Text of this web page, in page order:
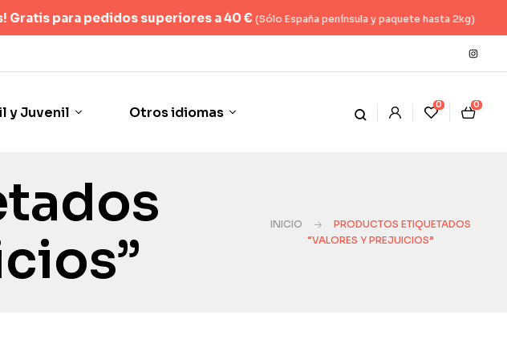
pedidos superiores a 40 €(Sólo España península y paquete hasta 2kg)
y Juvenil Otros idiomas 0 0
INICIO
PRODUCTOS ETIQUETADOS
“VALORES Y PREJUICIOS”